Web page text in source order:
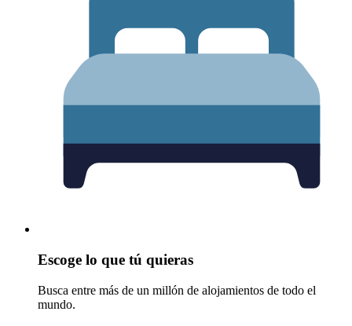
Escoge lo que tú quieras
Busca entre más de un millón de alojamientos de todo el
mundo.